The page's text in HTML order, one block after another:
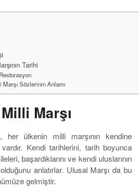
Tarihi
Sözlerinin Anlamı
Marşı
her ülkenin milli marşının kendine
Kendi tarihlerini, tarih boyunca
başardıklarını ve kendi uluslarının
anlatırlar. Ulusal Marşı da bu
gelmiştir.